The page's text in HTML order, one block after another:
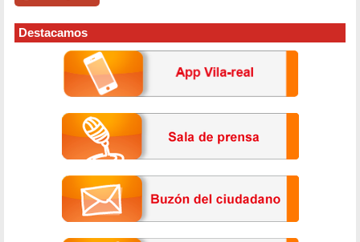
Destacamos